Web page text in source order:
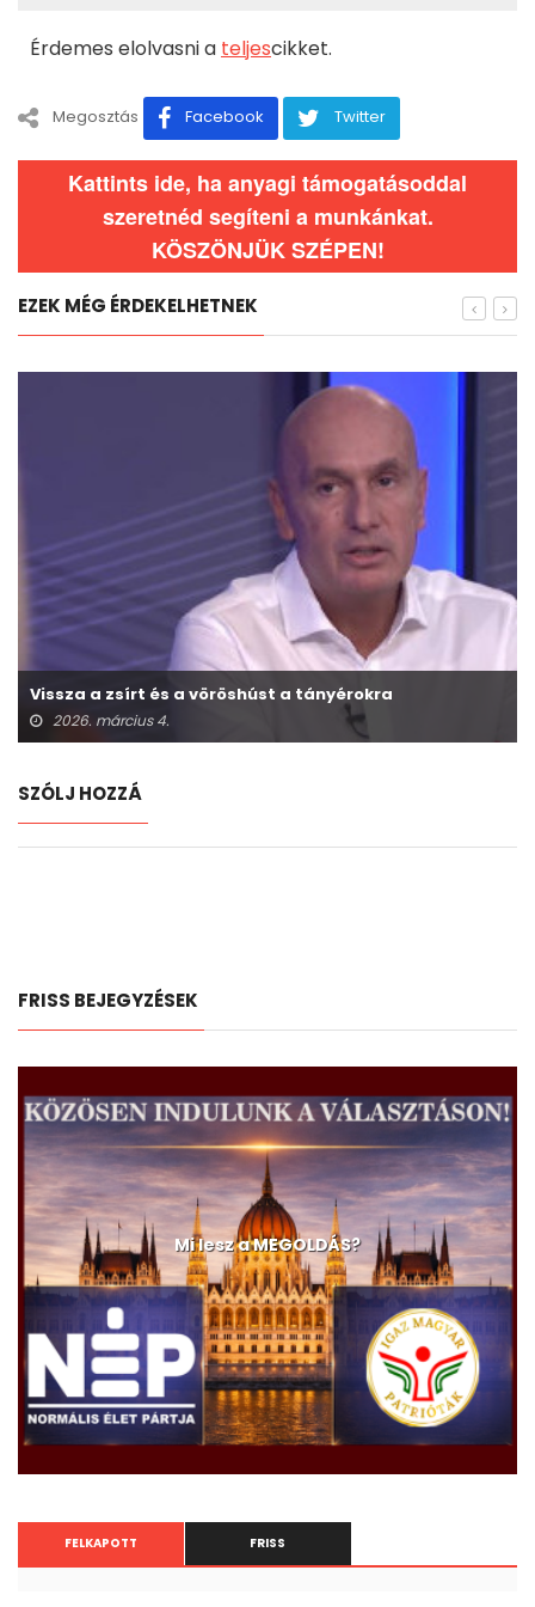
Érdemes elolvasni a teljescikket.
Megosztás Facebook Twitter
Kattints ide, ha anyagi támogatásoddal
szeretnéd segíteni a munkánkat.
KÖSZÖNJÜK SZÉPEN!
EZEK MÉG ÉRDEKELHETNEK
Vissza a zsírt és a vöröshúst a tányérokra
2026. március 4.
SZÓLJ HOZZÁ
FRISS BEJEGYZÉSEK
Mi lesz a MEGOLDÁS?
FELKAPOTT FRISS